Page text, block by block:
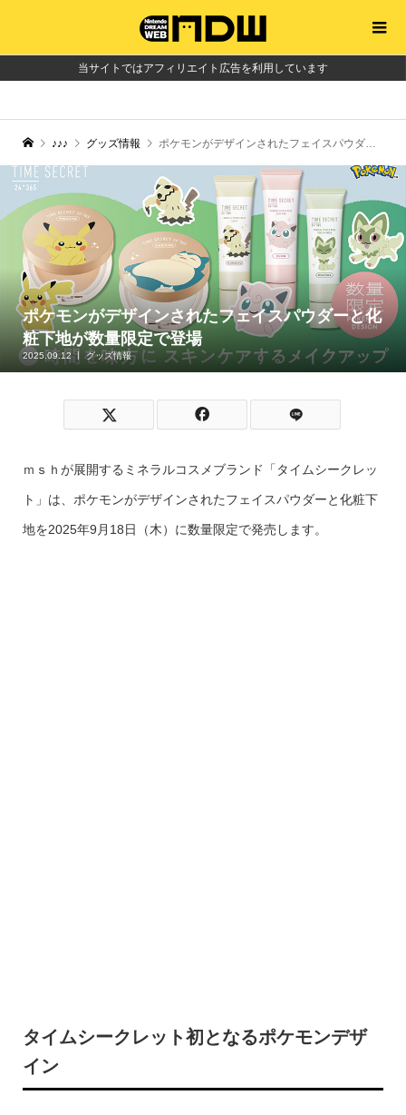
当サイトではアフィリエイト広告を利用しています
♪♪♪ グッズ情報 ポケモンがデザインされたフェイスパウダーと化粧下地が数量限定で登場
ポケモンがデザインされたフェイスパウダーと化
粧下地が数量限定で登場
2025.09.12 グッズ情報
ｍｓｈが展開するミネラルコスメブランド「タイムシークレッ
ト」は、ポケモンがデザインされたフェイスパウダーと化粧下
地を2025年9月18日（木）に数量限定で発売します。
タイムシークレット初となるポケモンデザ
イン